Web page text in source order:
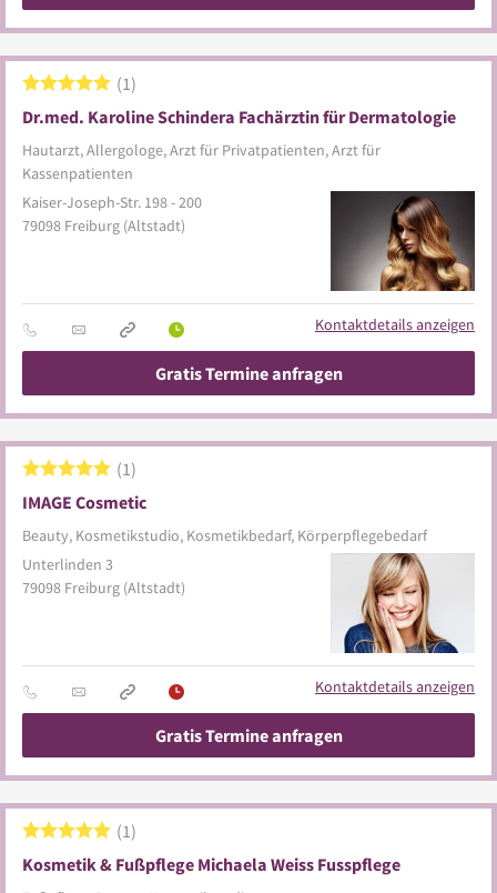
Dr.med. Karoline Schindera Fachärztin für Dermatologie
Hautarzt, Allergologe, Arzt für Privatpatienten, Arzt für
Kassenpatienten
1
Kaiser-Joseph-Str. 198 - 200
79098 Freiburg (Altstadt)
Kontaktdetails anzeigen
Gratis Termine anfragen
IMAGE Cosmetic
Beauty, Kosmetikstudio, Kosmetikbedarf, Körperpflegebedarf
1
Unterlinden 3
79098 Freiburg (Altstadt)
Kontaktdetails anzeigen
Gratis Termine anfragen
Kosmetik & Fußpflege Michaela Weiss Fusspflege
1